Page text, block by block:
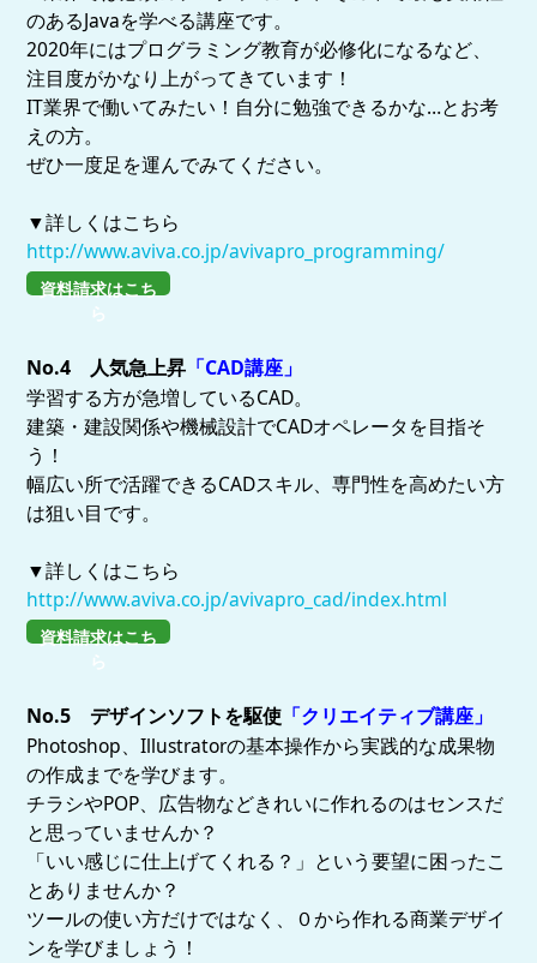
のあるJavaを学べる講座です。
2020年にはプログラミング教育が必修化になるなど、
注目度がかなり上がってきています！
IT業界で働いてみたい！自分に勉強できるかな…とお考
えの方。
ぜひ一度足を運んでみてください。
▼詳しくはこちら
http://www.aviva.co.jp/avivapro_programming/
資料請求はこち
ら
No.4 人気急上昇 「CAD講座」
学習する方が急増しているCAD。
建築・建設関係や機械設計でCADオペレータを目指そ
う！
幅広い所で活躍できるCADスキル、専門性を高めたい方
は狙い目です。
▼詳しくはこちら
http://www.aviva.co.jp/avivapro_cad/index.html
資料請求はこち
ら
No.5 デザインソフトを駆使 「クリエイティブ講座」
Photoshop、Illustratorの基本操作から実践的な成果物
の作成までを学びます。
チラシやPOP、広告物などきれいに作れるのはセンスだ
と思っていませんか？
「いい感じに仕上げてくれる？」という要望に困ったこ
とありませんか？
ツールの使い方だけではなく、０から作れる商業デザイ
ンを学びましょう！